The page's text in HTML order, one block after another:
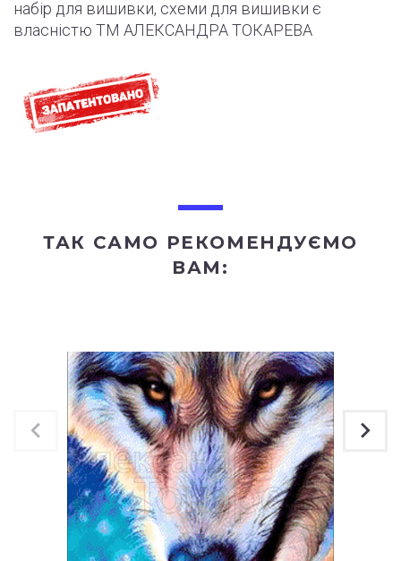
набір для вишивки, схеми для вишивки є
власністю ТМ АЛЕКСАНДРА ТОКАРЕВА
ТАК САМО РЕКОМЕНДУЄМО
ВАМ: